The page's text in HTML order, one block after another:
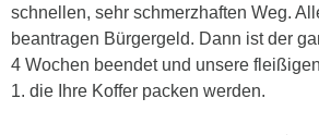
schnellen, sehr schmerzhaften Weg.
beantragen Bürgergeld. Dann ist der
4 Wochen beendet und unsere
1. die Ihre Koffer packen werden.